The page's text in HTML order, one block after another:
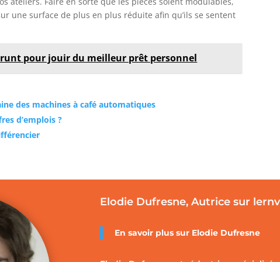
une surface de plus en plus réduite afin qu’ils se sentent
pour jouir du meilleur prêt personnel
des machines à café automatiques
d’emplois ?
Elodie Dufresne, Autrice sur
En savoir plus sur Elodie Dufresne